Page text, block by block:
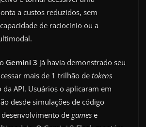
a custos reduzidos, sem
de raciocínio ou a
Gemini 3 já havia demonstrado seu
mais de 1 trilhão de tokens
API. Usuários o aplicaram em
desde simulações de código
de games e